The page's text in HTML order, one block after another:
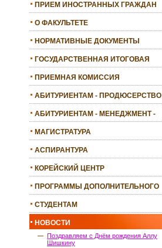
ПРИЕМ ИНОСТРАННЫХ ГРАЖДАН
О ФАКУЛЬТЕТЕ
НОРМАТИВНЫЕ ДОКУМЕНТЫ
ГОСУДАРСТВЕННАЯ ИТОГОВАЯ
ПРИЕМНАЯ КОМИССИЯ
АБИТУРИЕНТАМ - ПРОДЮСЕРСТВО
АБИТУРИЕНТАМ - МЕНЕДЖМЕНТ -
МАГИСТРАТУРА
АСПИРАНТУРА
КОРЕЙСКИЙ ЦЕНТР
ПРОГРАММЫ ДОПОЛНИТЕЛЬНОГО
СТУДЕНТАМ
НОВОСТИ
Поздравляем с Днём рождения Аллу
Шишкину